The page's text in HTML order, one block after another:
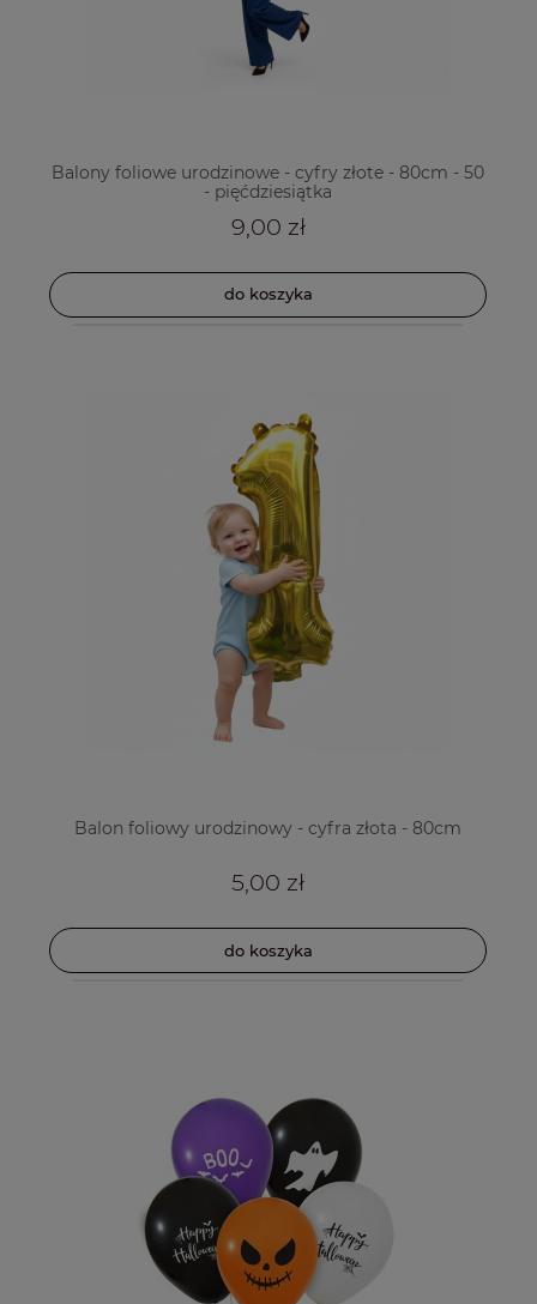
Balony foliowe urodzinowe - cyfry złote - 80cm - 50
- pięćdziesiątka
9,00 zł
do koszyka
Balon foliowy urodzinowy - cyfra złota - 80cm
5,00 zł
do koszyka